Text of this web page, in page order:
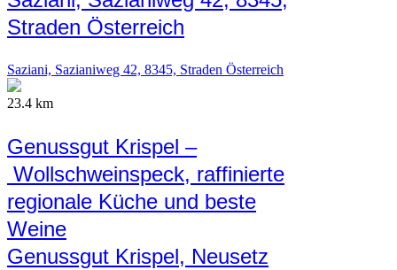
Straden Österreich
Saziani, Sazianiweg 42, 8345, Straden Österreich
23.4 km
Genussgut Krispel –
Wollschweinspeck, raffinierte
regionale Küche und beste
Weine
Genussgut Krispel, Neusetz